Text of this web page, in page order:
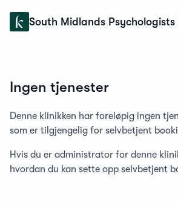
South Midlands Psychologists
Ingen tjenester
Denne klinikken har foreløpig ingen
som er tilgjengelig for selvbetjent
Hvis du er administrator for denne
hvordan du kan sette opp selvbetjent